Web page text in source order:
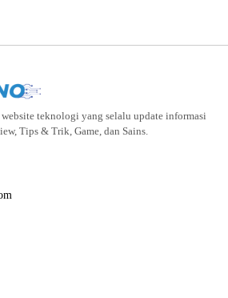
teknologi yang selalu update informasi
Tips & Trik, Game, dan Sains.